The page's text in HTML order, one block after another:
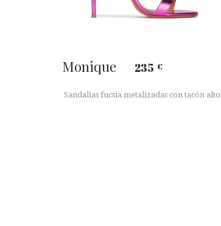
Monique 235 €
Sandalias fucsia metalizadas con tacón alto